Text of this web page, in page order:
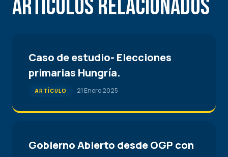
Articulos Relacionados
Caso de estudio- Elecciones
primarias Hungría.
ARTÍCULO 21 Enero 2025
Gobierno Abierto desde OGP con